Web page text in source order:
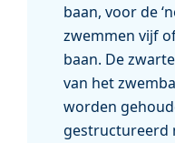
baan, voor de
zwemmen vijf
baan. De
van het
worden
gestructureerd